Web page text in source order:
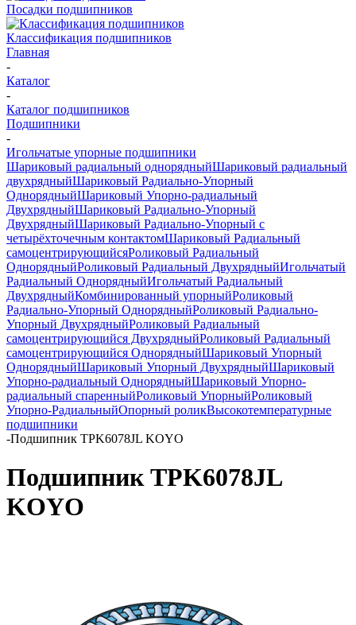
Посадки подшипников
Классификация подшипников
Главная
-
Каталог
-
Каталог подшипников
Подшипники
-
Игольчатые упорные подшипники
Шариковый радиальный однорядныйШариковый радиальный
двухрядныйШариковый Радиально-Упорный
ОднорядныйШариковый Упорно-радиальный
ДвухрядныйШариковый Радиально-Упорный
ДвухрядныйШариковый Радиально-Упорный с
четырёхточечным контактомШариковый Радиальный
самоцентрирующийсяРоликовый Радиальный
ОднорядныйРоликовый Радиальный ДвухрядныйИгольчатый
Радиальный ОднорядныйИгольчатый Радиальный
ДвухрядныйКомбинированный упорныйРоликовый
Радиально-Упорный ОднорядныйРоликовый Радиально-
Упорный ДвухрядныйРоликовый Радиальный
самоцентрирующийся ДвухрядныйРоликовый Радиальный
самоцентрирующийся ОднорядныйШариковый Упорный
ОднорядныйШариковый Упорный ДвухрядныйШариковый
Упорно-радиальный ОднорядныйШариковый Упорно-
радиальный спаренныйРоликовый УпорныйРоликовый
Упорно-РадиальныйОпорный роликВысокотемпературные
подшипники
-Подшипник TPK6078JL KOYO
Подшипник TPK6078JL
KOYO